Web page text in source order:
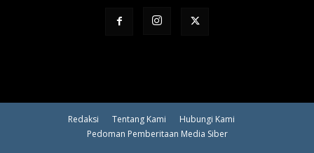
Redaksi Tentang Kami
Hubungi Kami
Pedoman Pemberitaan Media Siber